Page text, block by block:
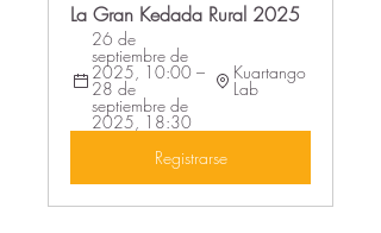
La Gran Kedada Rural 2025
26 de
septiembre de
2025, 10:00 –
28 de
septiembre de
2025, 18:30
Kuartango
Lab
Registrarse